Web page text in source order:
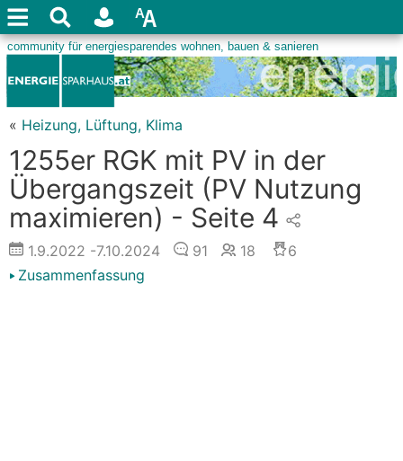
« Heizung, Lüftung, Klima
1255er RGK mit PV in der
Übergangszeit (PV Nutzung
maximieren) - Seite 4
1.9.2022 -7.10.2024 91 18
6
Zusammenfassung